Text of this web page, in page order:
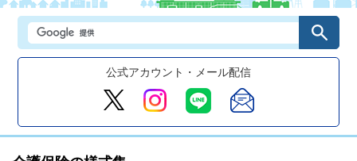
公式アカウント・メール配信